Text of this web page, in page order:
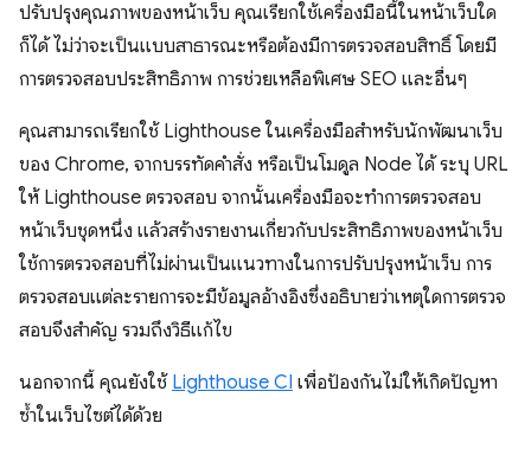
ปรับปรุงคุณภาพของหน้าเว็บ คุณเรียกใช้เครื่องมือนี้ในหน้าเว็บใด
ก็ได้ ไม่ว่าจะเป็นแบบสาธารณะหรือต้องมีการตรวจสอบสิทธิ์ โดยมี
การตรวจสอบประสิทธิภาพ การช่วยเหลือพิเศษ SEO และอื่นๆ
คุณสามารถเรียกใช้ Lighthouse ในเครื่องมือสำหรับนักพัฒนาเว็บ
ของ Chrome, จากบรรทัดคำสั่ง หรือเป็นโมดูล Node ได้ ระบุ URL
ให้ Lighthouse ตรวจสอบ จากนั้นเครื่องมือจะทําการตรวจสอบ
หน้าเว็บชุดหนึ่ง แล้วสร้างรายงานเกี่ยวกับประสิทธิภาพของหน้าเว็บ
ใช้การตรวจสอบที่ไม่ผ่านเป็นแนวทางในการปรับปรุงหน้าเว็บ การ
ตรวจสอบแต่ละรายการจะมีข้อมูลอ้างอิงซึ่งอธิบายว่าเหตุใดการตรวจ
สอบจึงสำคัญ รวมถึงวิธีแก้ไข
นอกจากนี้ คุณยังใช้ Lighthouse CI เพื่อป้องกันไม่ให้เกิดปัญหา
ซ้ำในเว็บไซต์ได้ด้วย